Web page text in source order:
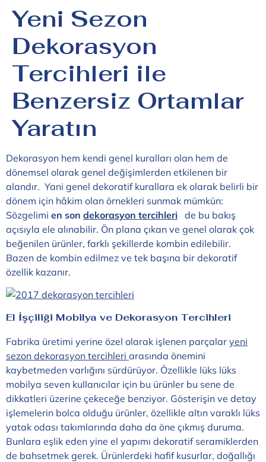
Yeni Sezon
Dekorasyon
Tercihleri ile
Benzersiz Ortamlar
Yaratın
Dekorasyon hem kendi genel kuralları olan hem de
dönemsel olarak genel değişimlerden etkilenen bir
alandır. Yani genel dekoratif kurallara ek olarak belirli bir
dönem için hâkim olan örnekleri sunmak mümkün:
Sözgelimi en son dekorasyon tercihleri de bu bakış
açısıyla ele alınabilir. Ön plana çıkan ve genel olarak çok
beğenilen ürünler, farklı şekillerde kombin edilebilir.
Bazen de kombin edilmez ve tek başına bir dekoratif
özellik kazanır.
El İşçiliği Mobilya ve Dekorasyon Tercihleri
Fabrika üretimi yerine özel olarak işlenen parçalar yeni
sezon dekorasyon tercihleri arasında önemini
kaybetmeden varlığını sürdürüyor. Özellikle lüks lüks
mobilya seven kullanıcılar için bu ürünler bu sene de
dikkatleri üzerine çekeceğe benziyor. Gösterişin ve detay
işlemelerin bolca olduğu ürünler, özellikle altın varaklı lüks
yatak odası takımlarında daha da öne çıkmış duruma.
Bunlara eşlik eden yine el yapımı dekoratif seramiklerden
de bahsetmek gerek. Ürünlerdeki hafif kusurlar, doğallığı